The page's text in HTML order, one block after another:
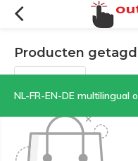
NL-FR-EN-DE multilingual official
Producten getagd
Filters